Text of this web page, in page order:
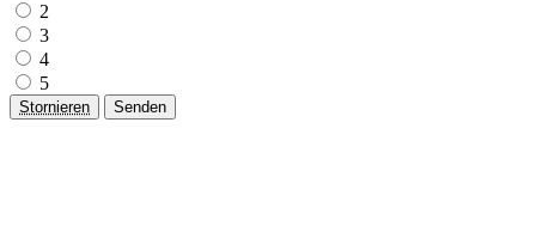
2
3
4
5
Stornieren Senden